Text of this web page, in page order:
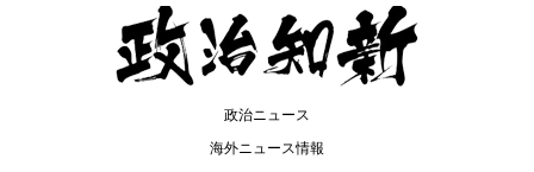
政治ニュース
海外ニュース情報